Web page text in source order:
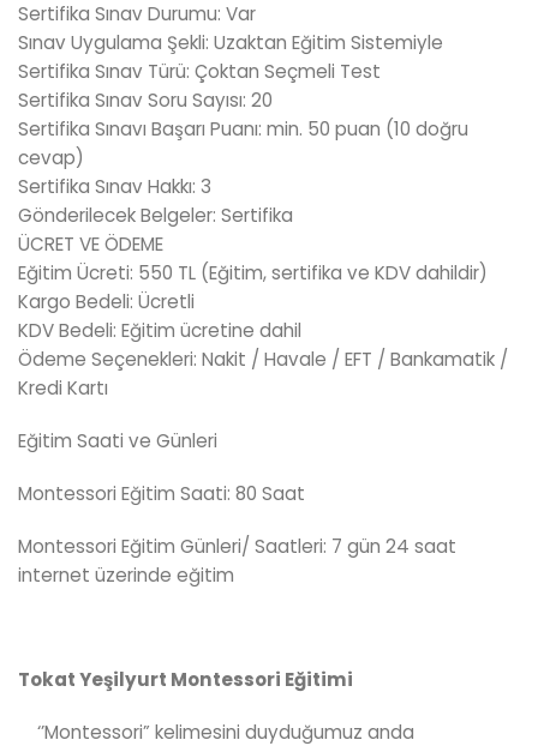
Sertifika Sınav Durumu: Var
Sınav Uygulama Şekli: Uzaktan Eğitim Sistemiyle
Sertifika Sınav Türü: Çoktan Seçmeli Test
Sertifika Sınav Soru Sayısı: 20
Sertifika Sınavı Başarı Puanı: min. 50 puan (10 doğru
cevap)
Sertifika Sınav Hakkı: 3
Gönderilecek Belgeler: Sertifika
ÜCRET VE ÖDEME
Eğitim Ücreti: 550 TL (Eğitim, sertifika ve KDV dahildir)
Kargo Bedeli: Ücretli
KDV Bedeli: Eğitim ücretine dahil
Ödeme Seçenekleri: Nakit / Havale / EFT / Bankamatik /
Kredi Kartı
Eğitim Saati ve Günleri
Montessori Eğitim Saati: 80 Saat
Montessori Eğitim Günleri/ Saatleri: 7 gün 24 saat
internet üzerinde eğitim
Tokat Yeşilyurt Montessori Eğitimi
‘’Montessori” kelimesini duyduğumuz anda